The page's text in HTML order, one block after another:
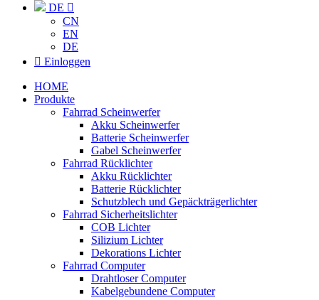
DE 
CN
EN
DE
 Einloggen
HOME
Produkte
Fahrrad Scheinwerfer
Akku Scheinwerfer
Batterie Scheinwerfer
Gabel Scheinwerfer
Fahrrad Rücklichter
Akku Rücklichter
Batterie Rücklichter
Schutzblech und Gepäckträgerlichter
Fahrrad Sicherheitslichter
COB Lichter
Silizium Lichter
Dekorations Lichter
Fahrrad Computer
Drahtloser Computer
Kabelgebundene Computer